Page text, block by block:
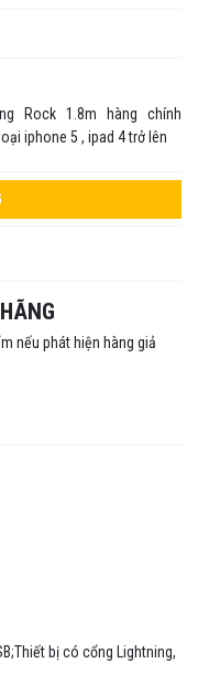
Rock 1.8m hàng chính
iphone 5 , ipad 4 trở lên
nếu phát hiện hàng giả
bị có cổng Lightning,